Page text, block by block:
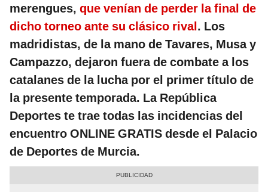
merengues, que venían de perder la final de
dicho torneo ante su clásico rival. Los
madridistas, de la mano de Tavares, Musa y
Campazzo, dejaron fuera de combate a los
catalanes de la lucha por el primer título de
la presente temporada. La República
Deportes te trae todas las incidencias del
encuentro ONLINE GRATIS desde el Palacio
de Deportes de Murcia.